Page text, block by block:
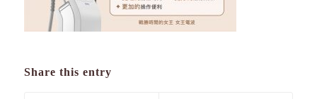
Share this entry